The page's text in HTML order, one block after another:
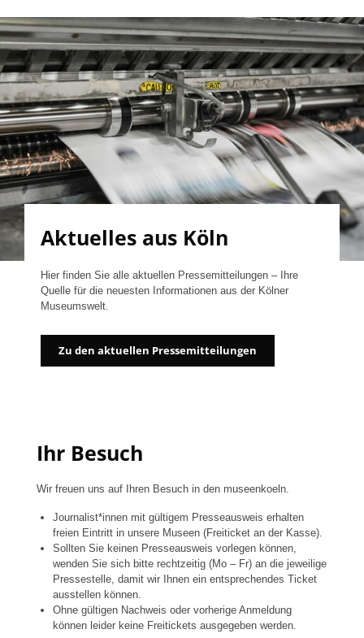
Aktuelles aus Köln
Hier finden Sie alle aktuellen Pressemitteilungen – Ihre
Quelle für die neuesten Informationen aus der Kölner
Museumswelt.
Zu den aktuellen Pressemitteilungen
Ihr Besuch
Wir freuen uns auf Ihren Besuch in den museenkoeln.
Journalist*innen mit gültigem Presseausweis erhalten
freien Eintritt in unsere Museen (Freiticket an der Kasse).
Sollten Sie keinen Presseausweis vorlegen können,
wenden Sie sich bitte rechtzeitig (Mo – Fr) an die jeweilige
Pressestelle, damit wir Ihnen ein entsprechendes Ticket
ausstellen können.
Ohne gültigen Nachweis oder vorherige Anmeldung
können leider keine Freitickets ausgegeben werden.